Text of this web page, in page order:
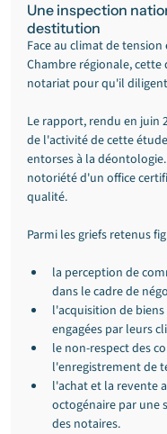
Une inspection
destitution
Face au climat de
Chambre régionale, cette
notariat pour qu'il
Le rapport, rendu en juin
de l'activité de cette
entorses à la
notoriété d'un office
qualité.
Parmi les griefs retenus
la perception de
dans le cadre de
l'acquisition de
engagées par leurs
le non-respect des
l'enregistrement de
l'achat et la revente
octogénaire par une
des notaires.